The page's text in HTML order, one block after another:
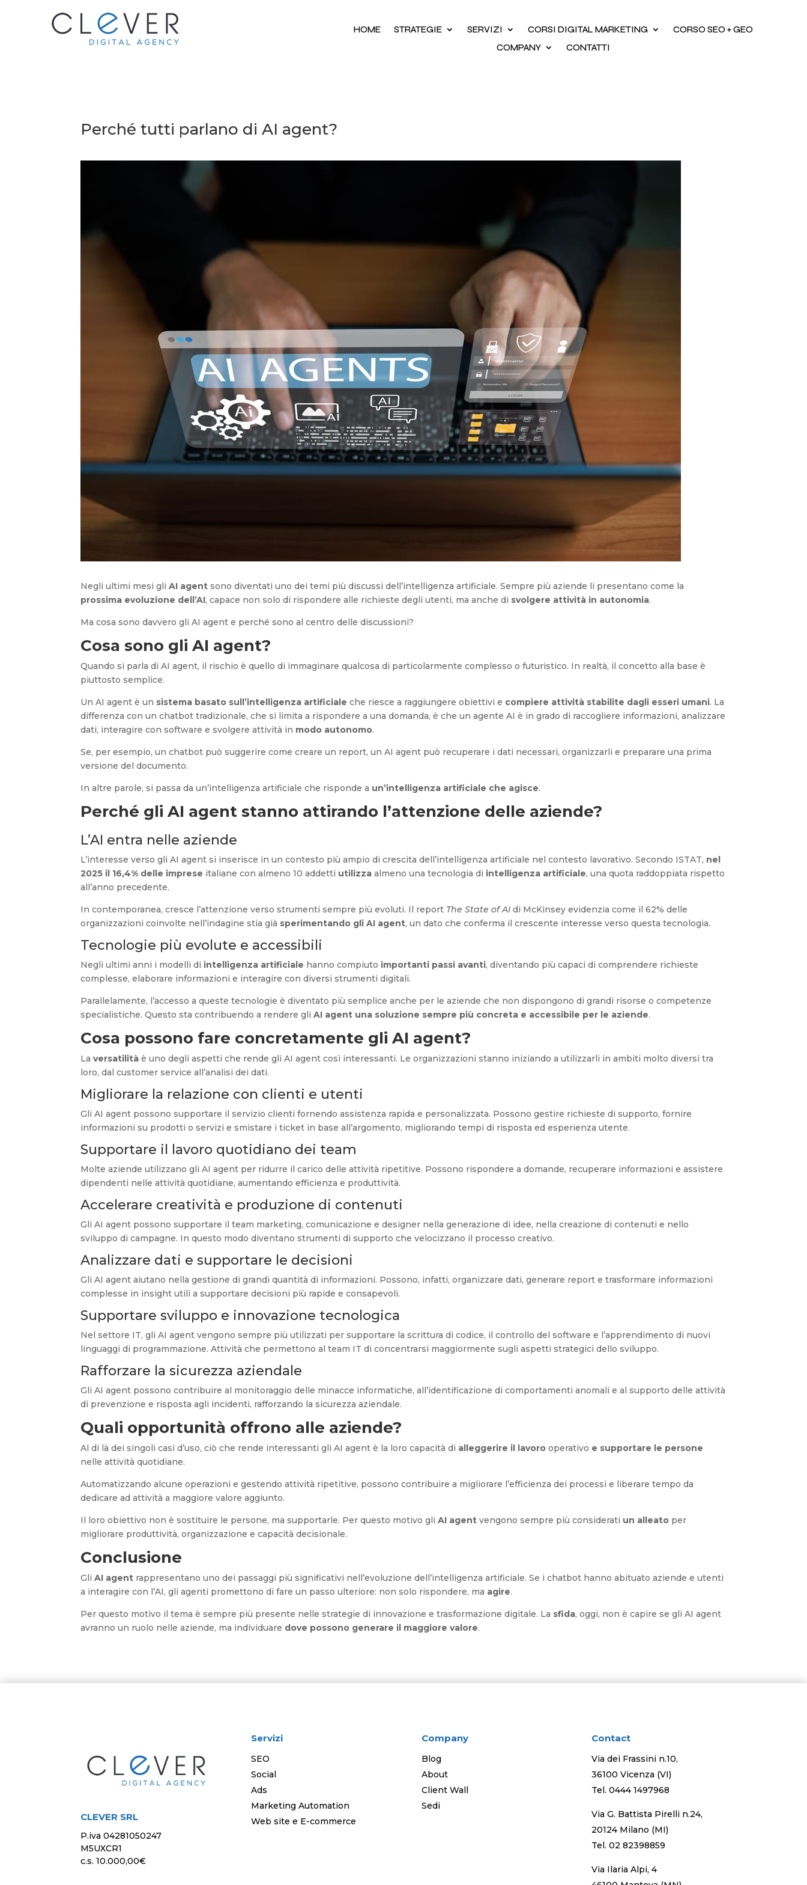
HOME STRATEGIE SERVIZI CORSI DIGITAL MARKETING
CORSO SEO + GEO
COMPANY
CONTATTI
Perché tutti parlano di AI agent?
Negli ultimi mesi gliAI agent sono diventati uno dei temi più discussi dell’intelligenza artificiale. Sempre più aziende li presentano come la
prossima evoluzione dell’AI, capace non solo di rispondere alle richieste degli utenti, ma anche di svolgere attività in autonomia.
Ma cosa sono davvero gli AI agent e perché sono al centro delle discussioni?
Cosa sono gli AI agent?
Quando si parla di AI agent, il rischio è quello di immaginare qualcosa di particolarmente complesso o futuristico. In realtà, il concetto alla base è
piuttosto semplice.
Un AI agent è un sistema basato sull’intelligenza artificiale che riesce a raggiungere obiettivi e compiere attività stabilite dagli esseri umani. La
differenza con un chatbot tradizionale, che si limita a rispondere a una domanda, è che un agente AI è in grado di raccogliere informazioni, analizzare
dati, interagire con software e svolgere attività in modo autonomo.
Se, per esempio, un chatbot può suggerire come creare un report, un AI agent può recuperare i dati necessari, organizzarli e preparare una prima
versione del documento.
In altre parole, si passa da un’intelligenza artificiale che risponde a un’intelligenza artificiale che agisce.
Perché gli AI agent stanno attirando l’attenzione delle aziende?
L’AI entra nelle aziende
L’interesse verso gli AI agent si inserisce in un contesto più ampio di crescita dell’intelligenza artificiale nel contesto lavorativo. Secondo ISTAT, nel
2025 il 16,4% delle imprese italiane con almeno 10 addetti utilizzaalmeno una tecnologia di intelligenza artificiale, una quota raddoppiata rispetto
all’anno precedente.
In contemporanea, cresce l’attenzione verso strumenti sempre più evoluti. Il report The State of AI di McKinsey evidenzia come il 62% delle
organizzazioni coinvolte nell’indagine stia già sperimentando gli AI agent, un dato che conferma il crescente interesse verso questa tecnologia.
Tecnologie più evolute e accessibili
Negli ultimi anni i modelli di intelligenza artificiale hanno compiuto importanti passi avanti, diventando più capaci di comprendere richieste
complesse, elaborare informazioni e interagire con diversi strumenti digitali.
Parallelamente, l’accesso a queste tecnologie è diventato più semplice anche per le aziende che non dispongono di grandi risorse o competenze
specialistiche. Questo sta contribuendo a rendere gliAI agent una soluzione sempre più concreta e accessibile per le aziende.
Cosa possono fare concretamente gli AI agent?
Laversatilitàè uno degli aspetti che rende gli AI agent così interessanti. Le organizzazioni stanno iniziando a utilizzarli in ambiti molto diversi tra
loro, dal customer service all’analisi dei dati.
Migliorare la relazione con clienti e utenti
Gli AI agent possono supportare il servizio clienti fornendo assistenza rapida e personalizzata. Possono gestire richieste di supporto, fornire
informazioni su prodotti o servizi e smistare i ticket in base all’argomento, migliorando tempi di risposta ed esperienza utente.
Supportare il lavoro quotidiano dei team
Molte aziende utilizzano gli AI agent per ridurre il carico delle attività ripetitive. Possono rispondere a domande, recuperare informazioni e assistere
dipendenti nelle attività quotidiane, aumentando efficienza e produttività.
Accelerare creatività e produzione di contenuti
Gli AI agent possono supportare il team marketing, comunicazione e designer nella generazione di idee, nella creazione di contenuti e nello
sviluppo di campagne. In questo modo diventano strumenti di supporto che velocizzano il processo creativo.
Analizzare dati e supportare le decisioni
Gli AI agent aiutano nella gestione di grandi quantità di informazioni. Possono, infatti, organizzare dati, generare report e trasformare informazioni
complesse in insight utili a supportare decisioni più rapide e consapevoli.
Supportare sviluppo e innovazione tecnologica
Nel settore IT, gli AI agent vengono sempre più utilizzati per supportare la scrittura di codice, il controllo del software e l’apprendimento di nuovi
linguaggi di programmazione. Attività che permettono al team IT di concentrarsi maggiormente sugli aspetti strategici dello sviluppo.
Rafforzare la sicurezza aziendale
Gli AI agent possono contribuire al monitoraggio delle minacce informatiche, all’identificazione di comportamenti anomali e al supporto delle attività
di prevenzione e risposta agli incidenti, rafforzando la sicurezza aziendale.
Quali opportunità offrono alle aziende?
Al di là dei singoli casi d’uso, ciò che rende interessanti gli AI agent è la loro capacità di alleggerire il lavoro operativo e supportare le persone
nelle attività quotidiane.
Automatizzando alcune operazioni e gestendo attività ripetitive, possono contribuire a migliorare l’efficienza dei processi e liberare tempo da
dedicare ad attività a maggiore valore aggiunto.
Il loro obiettivo non è sostituire le persone, ma supportarle. Per questo motivo gliAI agent vengono sempre più considerati un alleato per
migliorare produttività, organizzazione e capacità decisionale.
Conclusione
GliAI agent rappresentano uno dei passaggi più significativi nell’evoluzione dell’intelligenza artificiale. Se i chatbot hanno abituato aziende e utenti
a interagire con l’AI, gli agenti promettono di fare un passo ulteriore: non solo rispondere, ma agire.
Per questo motivo il tema è sempre più presente nelle strategie di innovazione e trasformazione digitale. La sfida, oggi, non è capire se gli AI agent
avranno un ruolo nelle aziende, ma individuare dove possono generare il maggiore valore.
CLEVER SRL
P.iva 04281050247
M5UXCR1
c.s. 10.000,00€
Servizi
SEO
Social
Ads
Marketing Automation
Web site e E-commerce
Company
Blog
About
Client Wall
Sedi
Contact
Via dei Frassini n.10,
36100 Vicenza (VI)
Tel.0444 1497968
Via G. Battista Pirelli n.24,
20124 Milano (MI)
Tel.02 82398859
Via Ilaria Alpi, 4